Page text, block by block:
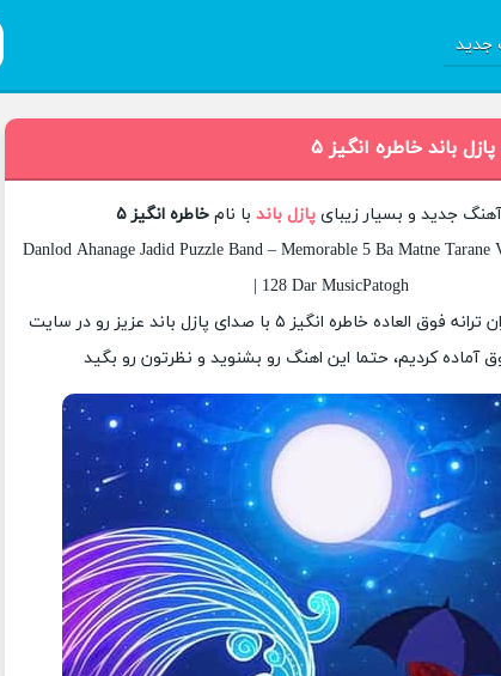
جدید
باند خاطره انگیز ۵
آهنگ جدید و بسیار زیبایپازل باند با نامخاطره انگیز ۵
Danlod Ahanage Jadid Puzzle Band – Memorable 5 Ba Matne Tarane
| 128 Dar MusicPatogh
امروز برای شما عزیزان ترانه فوق العاده خاطره انگیز ۵ با صدای پازل باند عزیز رو در سایت
آماده کردیم، حتما این اهنگ رو بشنوید و نظرتون رو بگید